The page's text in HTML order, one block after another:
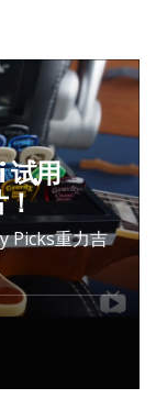
试用
！
Picks重力吉